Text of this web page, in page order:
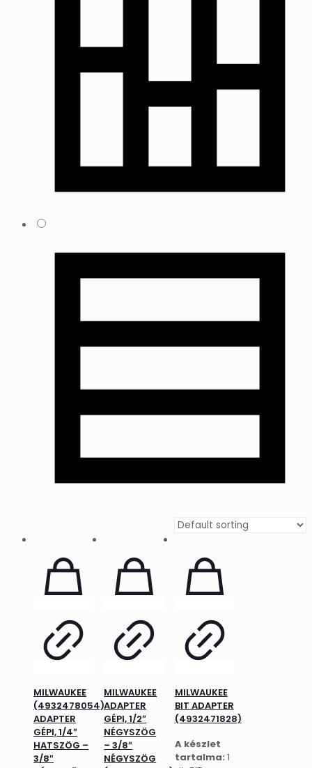
MILWAUKEE
(4932478054)
ADAPTER
GÉPI, 1/4″
HATSZÖG –
3/8″
MILWAUKEE
ADAPTER
GÉPI, 1/2″
NÉGYSZÖG
– 3/8″
NÉGYSZÖG
MILWAUKEE
BIT ADAPTER
(4932471828)
A készlet
tartalma: 1